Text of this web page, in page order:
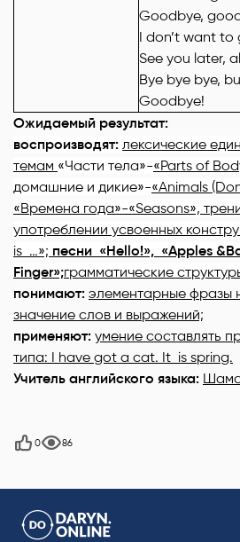
Goodbye,
I don’t want to
See you later,
Bye bye bye,
Goodbye!
Ожидаемый результат:
воспроизводят: лексические
темам «Части тела»-«Parts of
домашние и дикие»-«Animals
«Времена года»-«Seasons»,
употреблении усвоенных
is …»; песни «Hello!», «Apples &
Finger»;грамматические
понимают: элементарные фразы
значение слов и выражений;
применяют: умение составлять
типа: I have got a cat. It is spring.
Учитель английского языка:
0 86